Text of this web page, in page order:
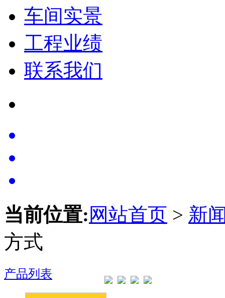
车间实景
工程业绩
联系我们
当前位置: 网站首页 > 新
方式
产品列表